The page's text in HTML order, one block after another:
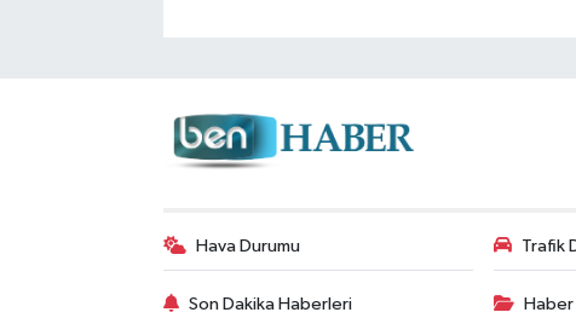
Hava Durumu Trafik
Son Dakika Haberleri